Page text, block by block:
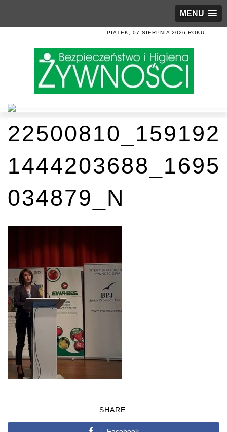
MENU
PIĄTEK, 07 SIERPNIA 2026 ROKU.
22500810_159192
1444203688_1695
034879_N
SHARE: